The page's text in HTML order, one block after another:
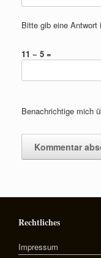
Bitte gib eine Antwort
11 − 5 =
Benachrichtige mich
Rechtliches
Impressum